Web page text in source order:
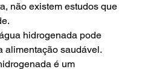
não existem estudos que
hidrogenada pode
alimentação saudável.
é um